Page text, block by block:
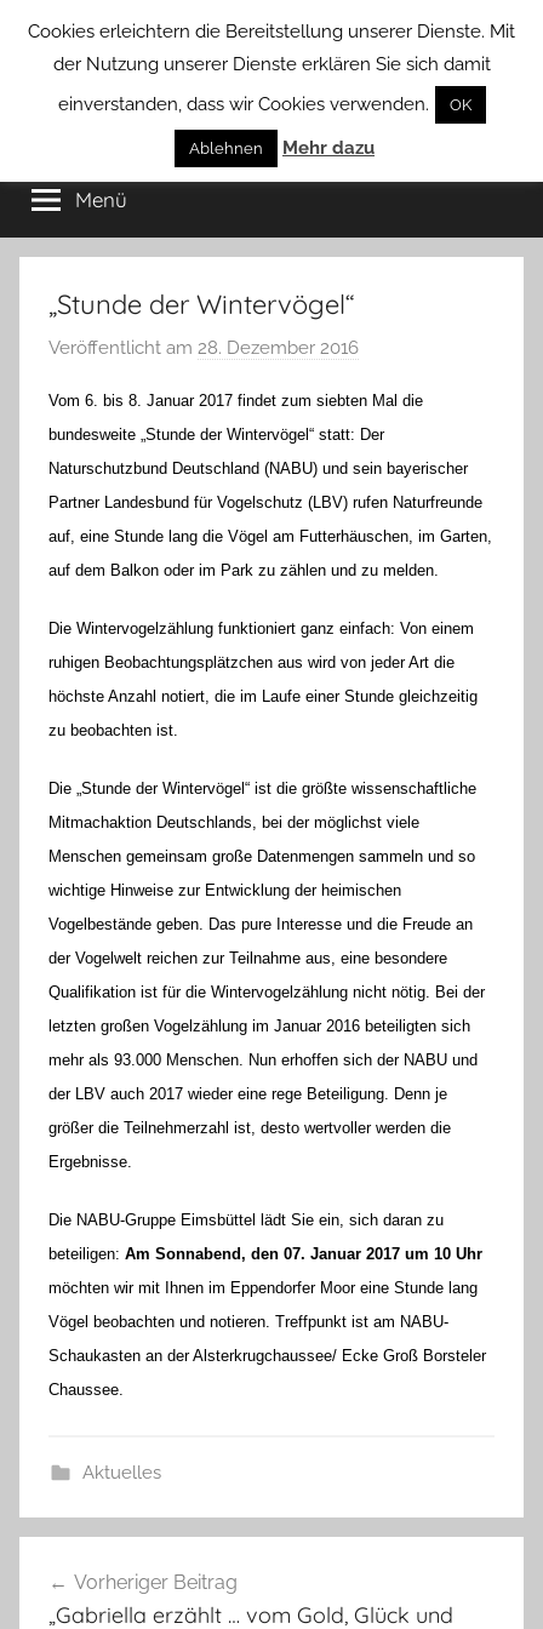
Borstel
von
Groß
Borstel
Menü
„Stunde der Wintervögel“
Veröffentlicht am 28. Dezember 2016
n
H
a
n
n
e
o
r
e
l
l
a
Vom 6. bis 8. Januar 2017 findet zum siebten Mal die
bundesweite „Stunde der Wintervögel“ statt: Der
Naturschutzbund Deutschland (NABU) und sein bayerischer
Partner Landesbund für Vogelschutz (LBV) rufen Naturfreunde
auf, eine Stunde lang die Vögel am Futterhäuschen, im Garten,
auf dem Balkon oder im Park zu zählen und zu melden.
Die Wintervogelzählung funktioniert ganz einfach: Von einem
ruhigen Beobachtungsplätzchen aus wird von jeder Art die
höchste Anzahl notiert, die im Laufe einer Stunde gleichzeitig
zu beobachten ist.
Die „Stunde der Wintervögel“ ist die größte wissenschaftliche
Mitmachaktion Deutschlands, bei der möglichst viele
Menschen gemeinsam große Datenmengen sammeln und so
wichtige Hinweise zur Entwicklung der heimischen
Vogelbestände geben. Das pure Interesse und die Freude an
der Vogelwelt reichen zur Teilnahme aus, eine besondere
Qualifikation ist für die Wintervogelzählung nicht nötig. Bei der
letzten großen Vogelzählung im Januar 2016 beteiligten sich
mehr als 93.000 Menschen. Nun erhoffen sich der NABU und
der LBV auch 2017 wieder eine rege Beteiligung. Denn je
größer die Teilnehmerzahl ist, desto wertvoller werden die
Ergebnisse.
Die NABU-Gruppe Eimsbüttel lädt Sie ein, sich daran zu
beteiligen: Am Sonnabend, den 07. Januar 2017 um 10 Uhr
möchten wir mit Ihnen im Eppendorfer Moor eine Stunde lang
Vögel beobachten und notieren. Treffpunkt ist am NABU-
Schaukasten an der Alsterkrugchaussee/ Ecke Groß Borsteler
Chaussee.
Aktuelles
Vorheriger Beitrag
„Gabriella erzählt … vom Gold, Glück und
Cookies erleichtern die Bereitstellung unserer Dienste. Mit
der Nutzung unserer Dienste erklären Sie sich damit
einverstanden, dass wir Cookies verwenden.
OK
Ablehnen Mehr dazu